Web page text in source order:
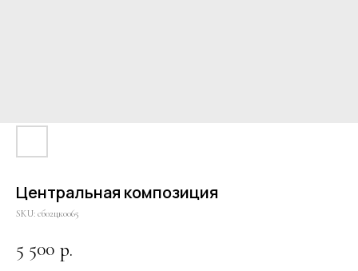
Центральная композиция
SKU: сб02цк0065
5 500 р.